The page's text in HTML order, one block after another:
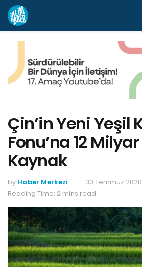
Çin’in Yeni Yeşil
Fonu’na 12
Kaynak
by Haber Merkezi
30 Temmuz 2020
Reading Time: 2 mins read